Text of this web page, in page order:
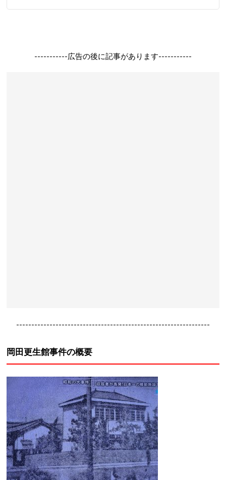
-----------広告の後に記事があります-----------
----------------------------------------------------------------
岡田更生館事件の概要